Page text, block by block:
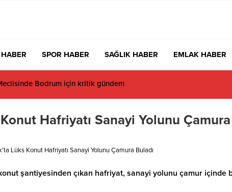
SPOR HABER SAĞLIK HABER EMLAK HABER
Bodrum için kritik gündem
Hafriyatı Sanayi Yolunu Çamura
Lüks Konut Hafriyatı Sanayi Yolunu Çamura Buladı
şantiyesinden çıkan hafriyat, sanayi yolunu çamur içinde